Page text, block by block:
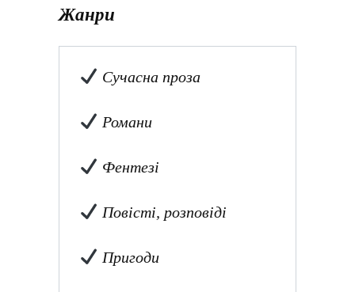
Жанри
Сучасна проза
Романи
Фентезі
Повісті, розповіді
Пригоди